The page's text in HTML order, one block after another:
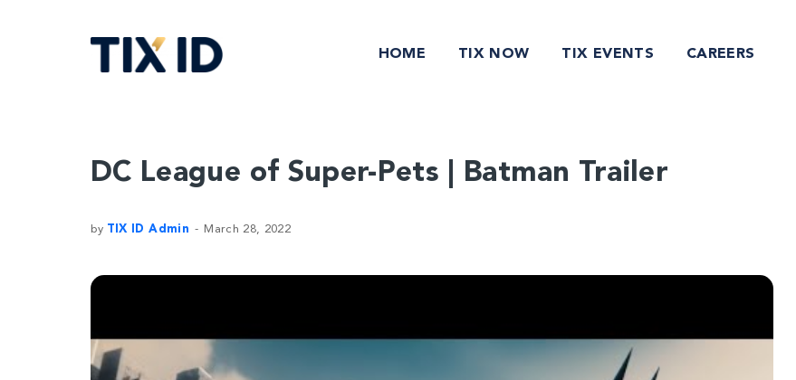
HOME TIX NOW TIX EVENTS CAREERS
DC League of Super-Pets | Batman Trailer
by TIX ID Admin March 28, 2022